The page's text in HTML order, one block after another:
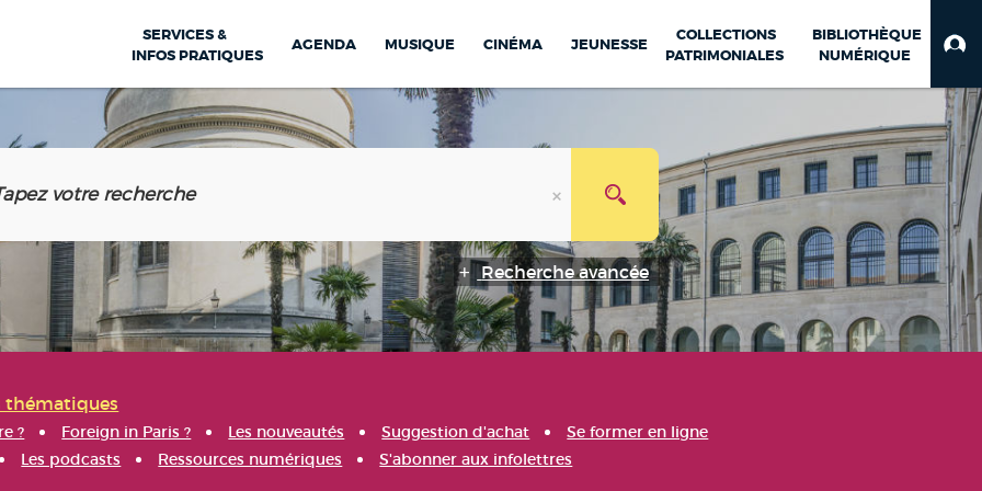
SERVICES &
INFOS PRATIQUES
AGENDA MUSIQUE CINÉMA JEUNESSE
COLLECTIONS
PATRIMONIALES
BIBLIOTHÈQUE
NUMÉRIQUE
Recherche avancée
thématiques
? Foreign in Paris ? Les nouveautés Suggestion d'achat
Se former en ligne
Les podcasts Ressources numériques S'abonner aux infolettres